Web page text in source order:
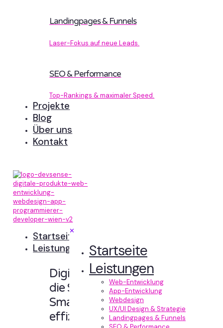
Landingpages & Funnels
Laser-Fokus auf neue Leads.
SEO & Performance
Top-Rankings & maximaler Speed.
Projekte
Blog
Über uns
Kontakt
✕
Startseite
Leistungen
Web-Entwicklung
App-Entwicklung
Webdesign
UX/UI Design & Strategie
Landingpages & Funnels
Startseite
Leistungen
Digitale Erlebnisse,
die Sinn machen.
Smart designt und
effizient entwickelt.